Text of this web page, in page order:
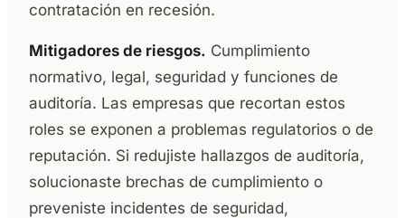
contratación en recesión.
Mitigadores de riesgos. Cumplimiento
normativo, legal, seguridad y funciones de
auditoría. Las empresas que recortan estos
roles se exponen a problemas regulatorios o de
reputación. Si redujiste hallazgos de auditoría,
solucionaste brechas de cumplimiento o
preveniste incidentes de seguridad,